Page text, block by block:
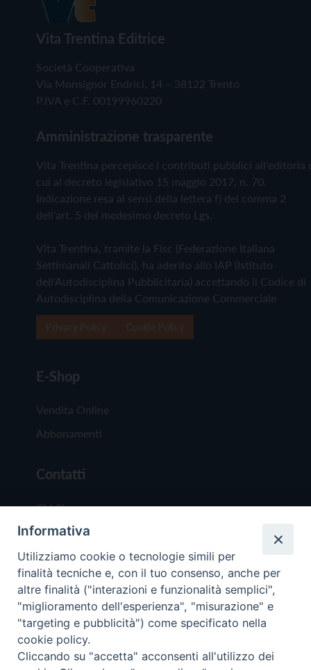
Vita Trentina Editrice
Società Cooperativa
Via Monsignor Endrici, 14 – 38122 Trento
P.IVA e C.F. 00199960220
Amministrazione trasparente
Vita Trentina percepisce i contributi pubblici all'editoria
cui al decreto legislativo 15 maggio 2017, n. 70.
Indicazione resa ai sensi della lettera f) del comma 2
dell'art. 5 del medesimo decreto Lgs.
Vita Trentina, tramite la Fisc (Federazione Italiana
Settimanali Cattolici), ha aderito allo IAP (Istituto
dell'Autodisciplina Pubblicitaria) accettando il Codice di
Autodisciplina della Comunicazione Commerciale
E-Shop
Vendita Online
Abbonamenti
Contatti
Chi Siamo
Redazione
Scrivici
Copyright © 2019 - Tutti i diritti riservati - Vita
Trentina Editrice
Informativa
Utilizziamo cookie o tecnologie simili per
finalità tecniche e, con il tuo consenso, anche per
altre finalità ("interazioni e funzionalità semplici",
"miglioramento dell'esperienza", "misurazione" e
"targeting e pubblicità") come specificato nella
cookie policy.
Cliccando su "accetta" acconsenti all'utilizzo dei